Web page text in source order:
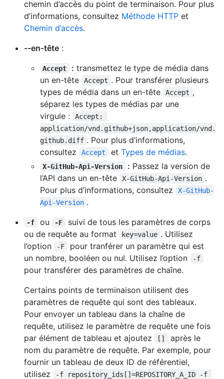
chemin d’accès du point de terminaison. Pour plus
d’informations, consultez Méthode HTTP et
Chemin d’accès.
--en-tête :
Accept : transmettez le type de média dans
un en-tête
Accept . Pour transférer plusieurs
types de média dans un en-tête
Accept ,
séparez les types de médias par une
virgule :
Accept:
application/vnd.github+json,application/vnd.
github.diff . Pour plus d’informations,
consultez
Accept et Types de médias.
X-GitHub-Api-Version : Passez la version de
l’API dans un en-tête
X-GitHub-Api-Version .
Pour plus d’informations, consultez
X-GitHub-
Api-Version .
-f ou -F
suivi de tous les paramètres de corps
ou de requête au format
key=value . Utilisez
l’option
-F
pour tranférer un paramètre qui est
un nombre, booléen ou nul. Utilisez l’option
-f
pour transférer des paramètres de chaîne.
Certains points de terminaison utilisent des
paramètres de requête qui sont des tableaux.
Pour envoyer un tableau dans la chaîne de
requête, utilisez le paramètre de requête une fois
par élément de tableau et ajoutez
[]
après le
nom du paramètre de requête. Par exemple, pour
fournir un tableau de deux ID de référentiel,
utilisez
-f repository_ids[]=REPOSITORY_A_ID -f